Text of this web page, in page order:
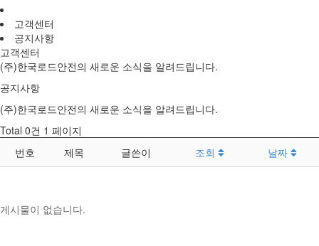
고객센터
공지사항
고객센터
(주)한국로드안전의 새로운 소식을 알려드립니다.
공지사항
(주)한국로드안전의 새로운 소식을 알려드립니다.
Total 0건 1 페이지
번호
제목 글쓴이 조회 날짜
게시물이 없습니다.